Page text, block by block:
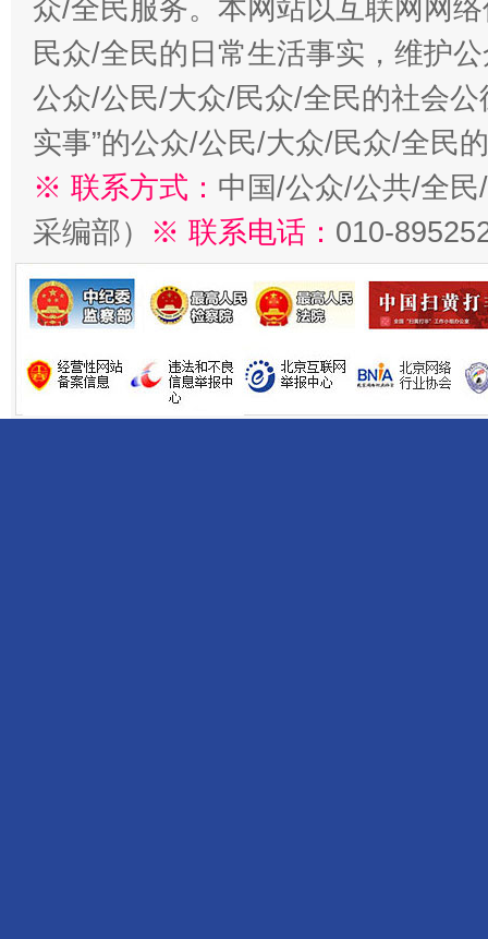
众/全民服务。本网站以互联网网
民众/全民的日常生活事实，维护
公众/公民/大众/民众/全民的社会公
实事”的公众/公民/大众/民众/全民
※ 联系方式： 中国/公众/公共/全
采编部） ※ 联系电话： 010-